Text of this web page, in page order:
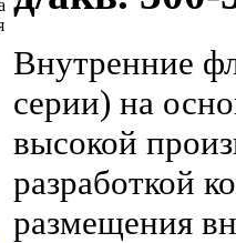
Внутренние
серии) на
высокой
разработкой
размещения